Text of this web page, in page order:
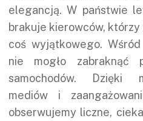
elegancją. W państwie
brakuje kierowców,
coś wyjątkowego.
nie mogło zabraknąć
samochodów. Dzięki
mediów i
obserwujemy liczne,